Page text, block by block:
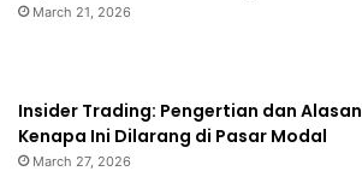
March 21, 2026
Insider Trading: Pengertian dan Alasan
Kenapa Ini Dilarang di Pasar Modal
March 27, 2026